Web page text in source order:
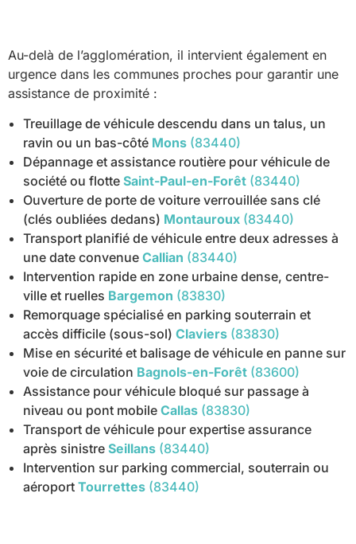
Au-delà de l’agglomération, il intervient également en
urgence dans les communes proches pour garantir une
assistance de proximité :
Treuillage de véhicule descendu dans un talus, un
ravin ou un bas-côté Mons (83440)
Dépannage et assistance routière pour véhicule de
société ou flotte Saint-Paul-en-Forêt (83440)
Ouverture de porte de voiture verrouillée sans clé
(clés oubliées dedans) Montauroux (83440)
Transport planifié de véhicule entre deux adresses à
une date convenue Callian (83440)
Intervention rapide en zone urbaine dense, centre-
ville et ruelles Bargemon (83830)
Remorquage spécialisé en parking souterrain et
accès difficile (sous-sol) Claviers (83830)
Mise en sécurité et balisage de véhicule en panne sur
voie de circulation Bagnols-en-Forêt (83600)
Assistance pour véhicule bloqué sur passage à
niveau ou pont mobile Callas (83830)
Transport de véhicule pour expertise assurance
après sinistre Seillans (83440)
Intervention sur parking commercial, souterrain ou
aéroport Tourrettes (83440)